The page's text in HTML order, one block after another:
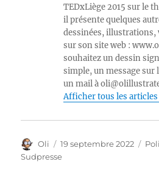
TEDxLiège 2015 sur le
il présente quelques
dessinées,
sur son site web :
souhaitez un dessin
simple, un message sur
un mail à
Afficher tous les articles
Auteur
Oli
Publié
le
19 septembre 2022
Sudpresse